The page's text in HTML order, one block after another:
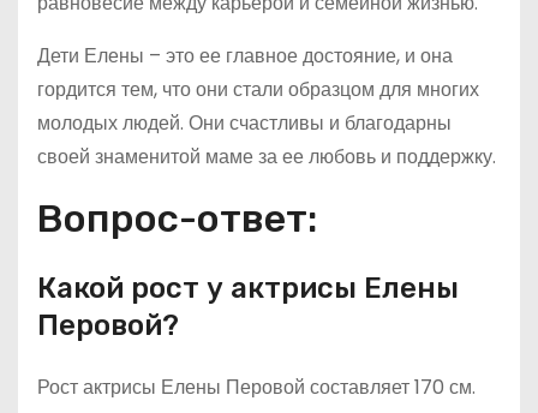
Дети Елены – это ее главное достояние, и она
гордится тем, что они стали образцом для многих
молодых людей. Они счастливы и благодарны
своей знаменитой маме за ее любовь и поддержку.
Вопрос-ответ:
Какой рост у актрисы Елены
Перовой?
Рост актрисы Елены Перовой составляет 170 см.